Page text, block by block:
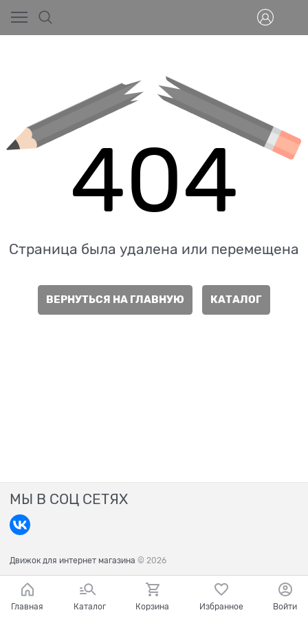
404
Страница была удалена или перемещена
ВЕРНУТЬСЯ НА ГЛАВНУЮ КАТАЛОГ
МЫ В СОЦ СЕТЯХ
Движок для интернет магазина © 2026
Главная Каталог Корзина Избранное Войти